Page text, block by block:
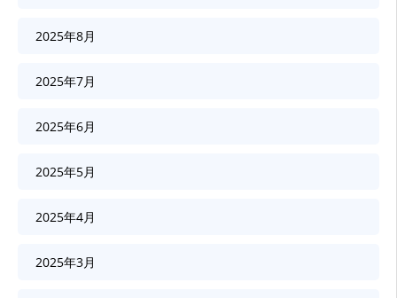
2025年8月
2025年7月
2025年6月
2025年5月
2025年4月
2025年3月